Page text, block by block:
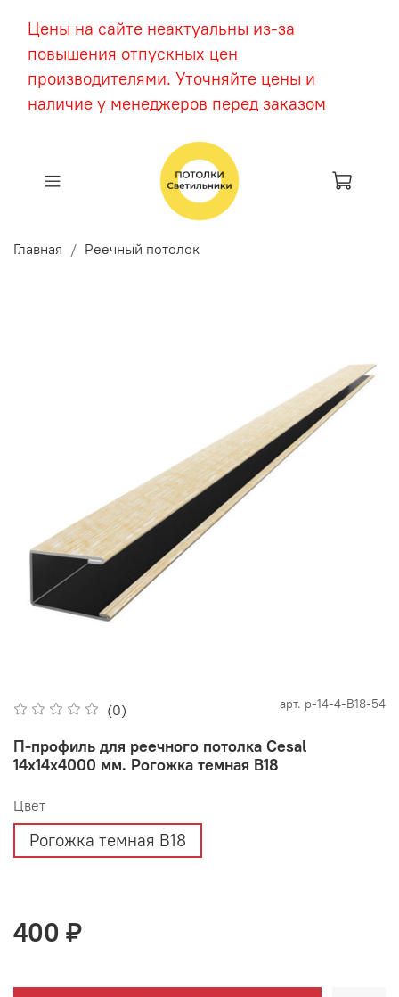
Цены на сайте неактуальны из-за
повышения отпускных цен
производителями. Уточняйте цены и
наличие у менеджеров перед заказом
Главная Реечный потолок
(0) арт. p-14-4-В18-54
П-профиль для реечного потолка Cesal
14х14х4000 мм. Рогожка темная В18
Цвет
Рогожка темная В18
400 ₽